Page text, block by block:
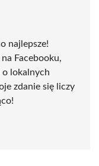
najlepsze!
na Facebooku,
o lokalnych
zdanie się liczy